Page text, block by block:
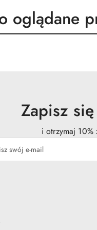
oglądane
Zapisz
i otrzymaj 10%